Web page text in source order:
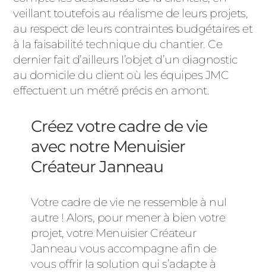
veillant toutefois au réalisme de leurs projets,
au respect de leurs contraintes budgétaires et
à la faisabilité technique du chantier. Ce
dernier fait d’ailleurs l’objet d’un diagnostic
au domicile du client où les équipes JMC
effectuent un métré précis en amont.
Créez votre cadre de vie
avec notre Menuisier
Créateur Janneau
Votre cadre de vie ne ressemble à nul
autre ! Alors, pour mener à bien votre
projet, votre Menuisier Créateur
Janneau vous accompagne afin de
vous offrir la solution qui s’adapte à